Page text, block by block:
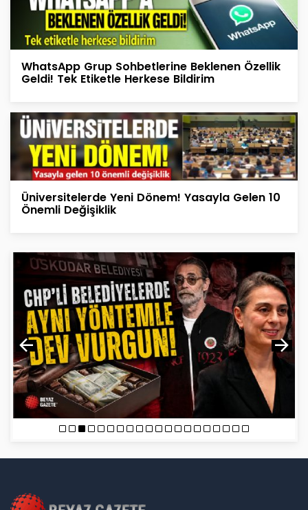
WhatsApp Grup Sohbetlerine Beklenen Özellik
Geldi! Tek Etiketle Herkese Bildirim
Üniversitelerde Yeni Dönem! Yasayla Gelen 10
Önemli Değişiklik